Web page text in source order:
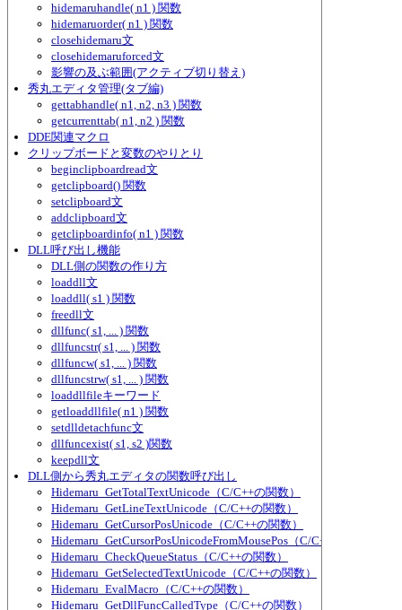
hidemaruhandle( n1 ) 関数
hidemaruorder( n1 ) 関数
closehidemaru文
closehidemaruforced文
影響の及ぶ範囲(アクティブ切り替え)
秀丸エディタ管理(タブ編)
gettabhandle( n1, n2, n3 ) 関数
getcurrenttab( n1, n2 ) 関数
DDE関連マクロ
クリップボードと変数のやりとり
beginclipboardread文
getclipboard() 関数
setclipboard文
addclipboard文
getclipboardinfo( n1 ) 関数
DLL呼び出し機能
DLL側の関数の作り方
loaddll文
loaddll( s1 ) 関数
freedll文
dllfunc( s1, ... ) 関数
dllfuncstr( s1, ... ) 関数
dllfuncw( s1, ... ) 関数
dllfuncstrw( s1, ... ) 関数
loaddllfileキーワード
getloaddllfile( n1 ) 関数
setdlldetachfunc文
dllfuncexist( s1, s2 )関数
keepdll文
DLL側から秀丸エディタの関数呼び出し
Hidemaru_GetTotalTextUnicode（C/C++の関数）
Hidemaru_GetLineTextUnicode（C/C++の関数）
Hidemaru_GetCursorPosUnicode（C/C++の関数）
Hidemaru_GetCursorPosUnicodeFromMousePos（C/C++の関数）
Hidemaru_CheckQueueStatus（C/C++の関数）
Hidemaru_GetSelectedTextUnicode（C/C++の関数）
Hidemaru_EvalMacro（C/C++の関数）
Hidemaru_GetDllFuncCalledType（C/C++の関数）